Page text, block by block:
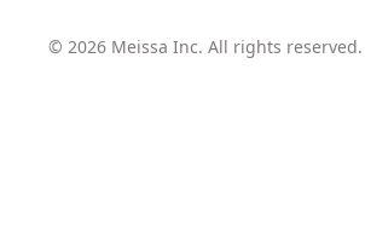
© 2026 Meissa Inc. All rights reserved.